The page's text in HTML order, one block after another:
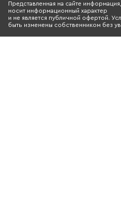
Представленная на сайте
носит информационный характер
и не является публичной офертой.
быть изменены собственником без